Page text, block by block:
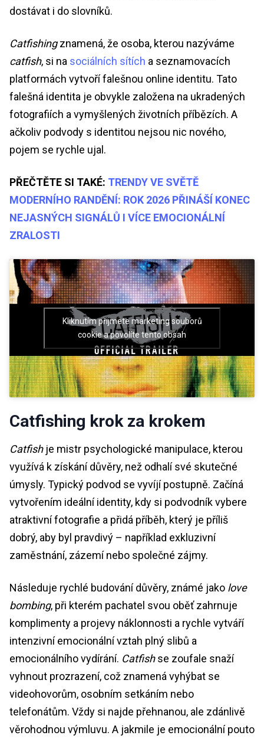
dostávat i do slovníků.
Catfishingznamená, že osoba, kterou nazýváme
catfish, si na sociálních sítích a seznamovacích
platformách vytvoří falešnou online identitu. Tato
falešná identita je obvykle založena na ukradených
fotografiích a vymyšlených životních příbězích. A
ačkoliv podvody s identitou nejsou nic nového,
pojem se rychle ujal.
PŘEČTĚTE SI TAKÉ: TRENDY VE SVĚTĚ
MODERNÍHO RANDĚNÍ: ROK 2026 PŘINÁŠÍ KONEC
NEJASNÝCH SIGNÁLŮ I VÍCE EMOCIONÁLNÍ
ZRALOSTI
Kliknutím přijmete marketing souborů
cookie a povolíte tento obsah
Catfishing krok za krokem
Catfish je mistr psychologické manipulace, kterou
využívá k získání důvěry, než odhalí své skutečné
úmysly. Typický podvod se vyvíjí postupně. Začíná
vytvořením ideální identity, kdy si podvodník vybere
atraktivní fotografie a přidá příběh, který je příliš
dobrý, aby byl pravdivý – například exkluzivní
zaměstnání, zázemí nebo společné zájmy.
Následuje rychlé budování důvěry, známé jako love
bombing, při kterém pachatel svou oběť zahrnuje
komplimenty a projevy náklonnosti a rychle vytváří
intenzivní emocionální vztah plný slibů a
emocionálního vydírání. Catfishse zoufale snaží
vyhnout prozrazení, což znamená vyhýbat se
videohovorům, osobním setkáním nebo
telefonátům. Vždy si najde přehnanou, ale zdánlivě
věrohodnou výmluvu. A jakmile je emocionální pouto